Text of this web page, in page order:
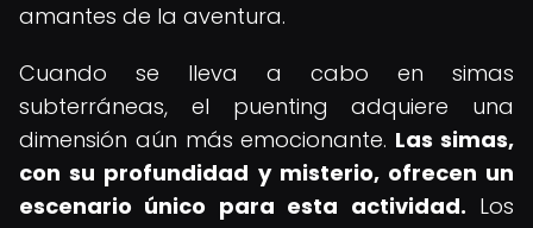
amantes de la aventura.
Cuando se lleva a cabo en simas
subterráneas, el puenting adquiere una
dimensión aún más emocionante. Las simas,
con su profundidad y misterio, ofrecen un
escenario único para esta actividad. Los